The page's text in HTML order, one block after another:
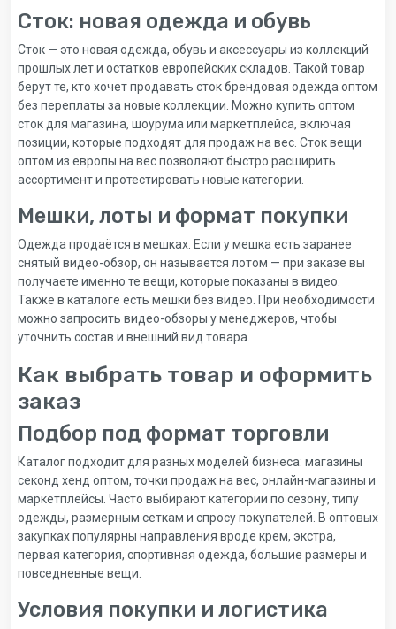
Сток: новая одежда и обувь
Сток — это новая одежда, обувь и аксессуары из коллекций
прошлых лет и остатков европейских складов. Такой товар
берут те, кто хочет продавать сток брендовая одежда оптом
без переплаты за новые коллекции. Можно купить оптом
сток для магазина, шоурума или маркетплейса, включая
позиции, которые подходят для продаж на вес. Сток вещи
оптом из европы на вес позволяют быстро расширить
ассортимент и протестировать новые категории.
Мешки, лоты и формат покупки
Одежда продаётся в мешках. Если у мешка есть заранее
снятый видео-обзор, он называется лотом — при заказе вы
получаете именно те вещи, которые показаны в видео.
Также в каталоге есть мешки без видео. При необходимости
можно запросить видео-обзоры у менеджеров, чтобы
уточнить состав и внешний вид товара.
Как выбрать товар и оформить
заказ
Подбор под формат торговли
Каталог подходит для разных моделей бизнеса: магазины
секонд хенд оптом, точки продаж на вес, онлайн-магазины и
маркетплейсы. Часто выбирают категории по сезону, типу
одежды, размерным сеткам и спросу покупателей. В оптовых
закупках популярны направления вроде крем, экстра,
первая категория, спортивная одежда, большие размеры и
повседневные вещи.
Условия покупки и логистика